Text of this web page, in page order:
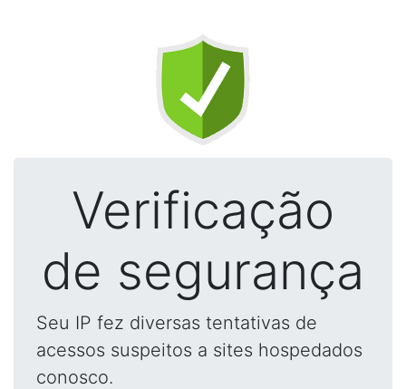
Verificação
de segurança
Seu IP fez diversas tentativas de
acessos suspeitos a sites hospedados
conosco.